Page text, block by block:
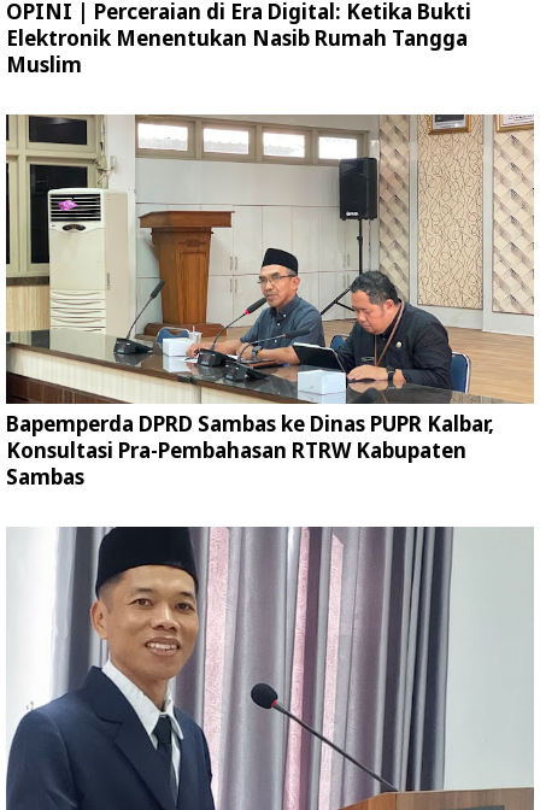
OPINI | Perceraian di Era Digital: Ketika Bukti
Elektronik Menentukan Nasib Rumah Tangga
Muslim
Bapemperda DPRD Sambas ke Dinas PUPR Kalbar,
Konsultasi Pra-Pembahasan RTRW Kabupaten
Sambas